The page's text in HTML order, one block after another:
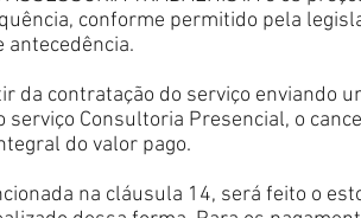
conforme permitido pela
antecedência.
da contratação do serviço enviando
serviço Consultoria Presencial, o
do valor pago.
na cláusula 14, será feito o